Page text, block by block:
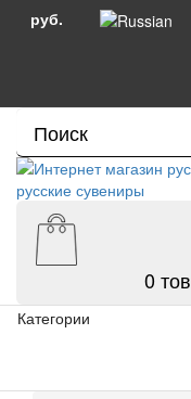
руб.
0
Категории